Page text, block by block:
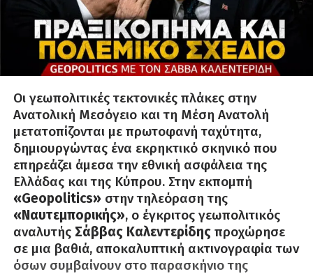
Οι γεωπολιτικές τεκτονικές πλάκες στην
Ανατολική Μεσόγειο και τη Μέση Ανατολή
μετατοπίζονται με πρωτοφανή ταχύτητα,
δημιουργώντας ένα εκρηκτικό σκηνικό που
επηρεάζει άμεσα την εθνική ασφάλεια της
Ελλάδας και της Κύπρου. Στην εκπομπή
«Geopolitics» στην τηλεόραση της
«Ναυτεμπορικής», ο έγκριτος γεωπολιτικός
αναλυτής Σάββας Καλεντερίδηςπροχώρησε
σε μια βαθιά, αποκαλυπτική ακτινογραφία των
όσων συμβαίνουν στο παρασκήνιο της